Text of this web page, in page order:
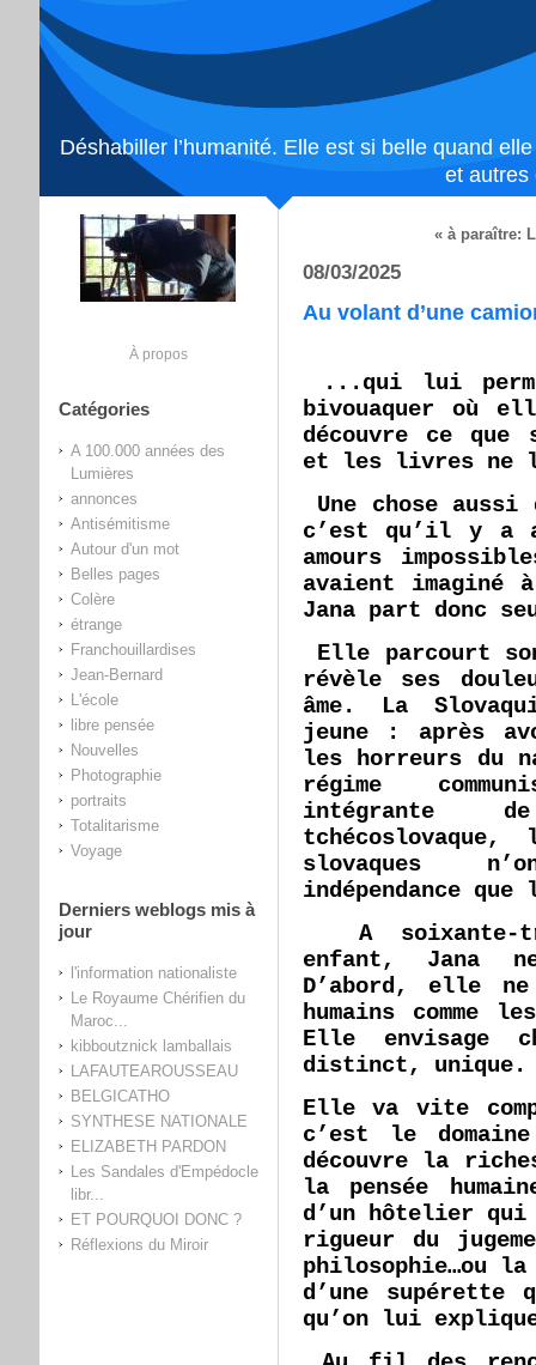
Déshabiller l’humanité. Elle est si belle quand
et autres
À propos
Catégories
A 100.000 années des
Lumières
annonces
Antisémitisme
Autour d'un mot
Belles pages
Colère
étrange
Franchouillardises
Jean-Bernard
L'école
libre pensée
Nouvelles
Photographie
portraits
Totalitarisme
Voyage
Derniers weblogs mis à
jour
l'information nationaliste
Le Royaume Chérifien du
Maroc...
kibboutznick lamballais
LAFAUTEAROUSSEAU
BELGICATHO
SYNTHESE NATIONALE
ELIZABETH PARDON
Les Sandales d'Empédocle
libr...
ET POURQUOI DONC ?
Réflexions du Miroir
« à paraître:
08/03/2025
Au volant d’une
...qui lui
bivouaquer où
découvre ce que
et les livres ne
Une chose
c’est qu’il y a
amours
avaient imaginé
Jana part donc
Elle parcourt
révèle ses
âme. La
jeune : après
les horreurs du
régime
intégrante
slovaques
indépendance
A soixante-
enfant, Jana
D’abord, elle
humains comme
Elle envisage
distinct, unique.
Elle va vite
c’est le
découvre la
la pensée
d’un hôtelier
rigueur du
philosophie…ou
d’une supérette
qu’on lui